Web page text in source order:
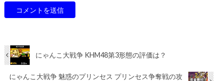
にゃんこ大戦争 KHM48第3形態の評価は？
にゃんこ大戦争 魅惑のプリンセス プリンセス争奪戦の攻